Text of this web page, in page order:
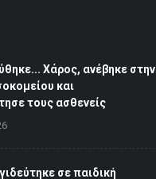
Χάρος, ανέβηκε στην
και
τους ασθενείς
σε παιδική